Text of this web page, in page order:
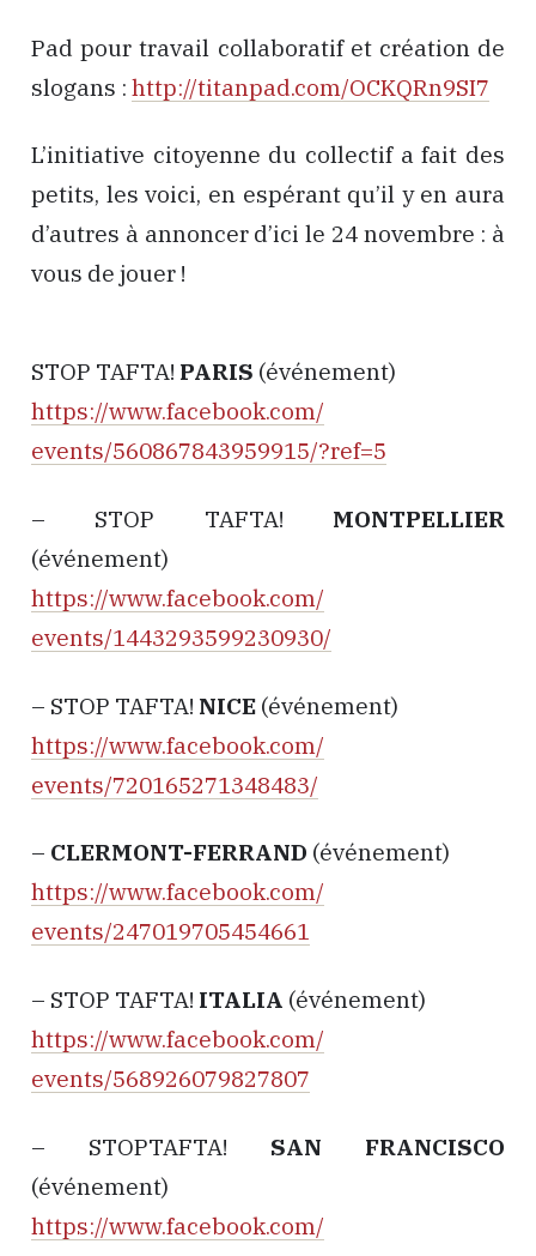
Pad pour travail collaboratif et création de
slogans : http://titanpad.com/OCKQRn9SI7
L’initiative citoyenne du collectif a fait des
petits, les voici, en espérant qu’il y en aura
d’autres à annoncer d’ici le 24 novembre : à
vous de jouer !
STOP TAFTA! PARIS (événement)
https://www.facebook.com/
events/560867843959915/?ref=5
– STOP TAFTA! MONTPELLIER
(événement)
https://www.facebook.com/
events/1443293599230930/
– STOP TAFTA! NICE (événement)
https://www.facebook.com/
events/720165271348483/
– CLERMONT-FERRAND (événement)
https://www.facebook.com/
events/247019705454661
– STOP TAFTA! ITALIA (événement)
https://www.facebook.com/
events/568926079827807
– STOPTAFTA! SAN FRANCISCO
(événement)
https://www.facebook.com/